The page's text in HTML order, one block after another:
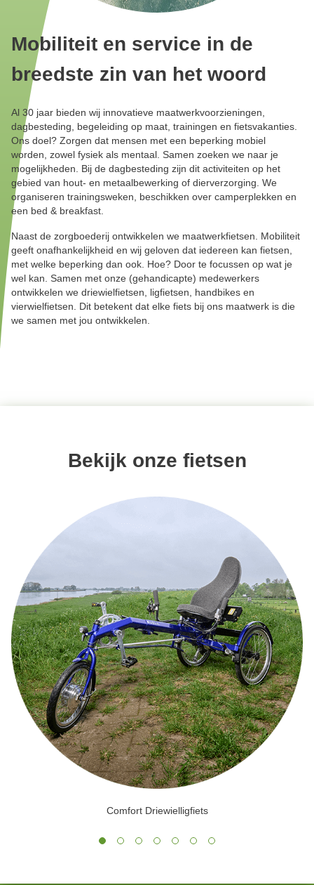
Mobiliteit en service in de
breedste zin van het woord
Al 30 jaar bieden wij innovatieve maatwerkvoorzieningen,
dagbesteding, begeleiding op maat, trainingen en fietsvakanties.
Ons doel? Zorgen dat mensen met een beperking mobiel
worden, zowel fysiek als mentaal. Samen zoeken we naar je
mogelijkheden. Bij de dagbesteding zijn dit activiteiten op het
gebied van hout- en metaalbewerking of dierverzorging. We
organiseren trainingsweken, beschikken over camperplekken en
een bed & breakfast.
Naast de zorgboederij ontwikkelen we maatwerkfietsen. Mobiliteit
geeft onafhankelijkheid en wij geloven dat iedereen kan fietsen,
met welke beperking dan ook. Hoe? Door te focussen op wat je
wel kan. Samen met onze (gehandicapte) medewerkers
ontwikkelen we driewielfietsen, ligfietsen, handbikes en
vierwielfietsen. Dit betekent dat elke fiets bij ons maatwerk is die
we samen met jou ontwikkelen.
Bekijk onze fietsen
Comfort Driewielligfiets